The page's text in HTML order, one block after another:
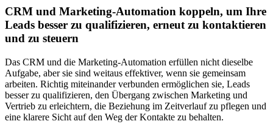
CRM und Marketing-Automation koppeln, um Ihre
Leads besser zu qualifizieren, erneut zu kontaktieren
und zu steuern
Das CRM und die Marketing-Automation erfüllen nicht dieselbe
Aufgabe, aber sie sind weitaus effektiver, wenn sie gemeinsam
arbeiten. Richtig miteinander verbunden ermöglichen sie, Leads
besser zu qualifizieren, den Übergang zwischen Marketing und
Vertrieb zu erleichtern, die Beziehung im Zeitverlauf zu pflegen und
eine klarere Sicht auf den Weg der Kontakte zu behalten.